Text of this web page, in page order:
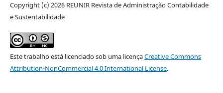
Copyright (c) 2026 REUNIR Revista de Administração Contabilidade
e Sustentabilidade
Este trabalho está licenciado sob uma licençaCreative Commons
Attribution-NonCommercial 4.0 International License.